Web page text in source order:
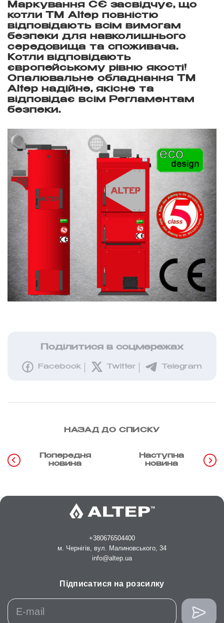
Маркування СЄ засвідчує, що
котли ТМ Altep повністю
відповідають всім вимогам
безпеки для навколишнього
середовища та споживача.
Котли відповідають
європейському рівню якості!
Опалювальне обладнання ТМ
Altep надійне, якісне та
відповідає всім Регламентам
безпеки.
Поділитися в соцмережах
Facebook Twitter Telegram
НАЗАД ДО СПИСКУ
Попередня
новина
Наступна
новина
+380676504400
м. Чернігів, вул. Малиновського, 34
info@altep.ua
Підписатися на розсилку